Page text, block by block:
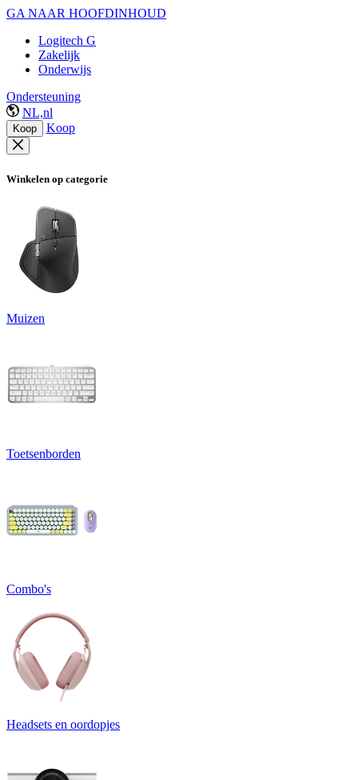
GA NAAR HOOFDINHOUD
Logitech G
Zakelijk
Onderwijs
Ondersteuning
NL,nl
Koop Koop
Winkelen op categorie
Muizen
Toetsenborden
Combo's
Headsets en oordopjes